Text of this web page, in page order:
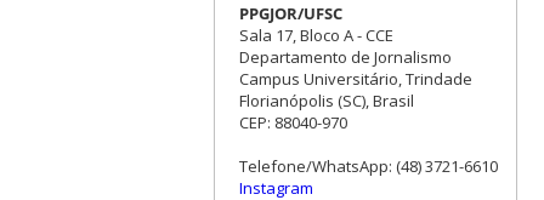
PPGJOR/UFSC
Sala 17, Bloco A - CCE
Departamento de Jornalismo
Campus Universitário, Trindade
Florianópolis (SC), Brasil
CEP: 88040-970
Telefone/WhatsApp: (48) 3721-6610
Instagram